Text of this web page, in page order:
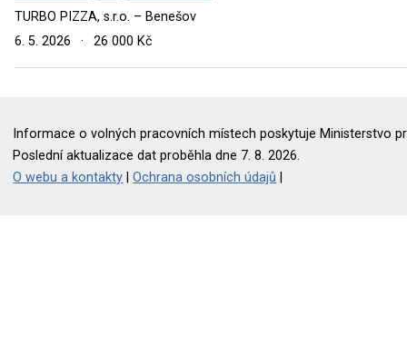
TURBO PIZZA, s.r.o. – Benešov
6. 5. 2026
· 26 000 Kč
Informace o volných pracovních místech poskytuje Ministerstvo
Poslední aktualizace dat proběhla dne 7. 8. 2026.
O webu a kontakty |Ochrana osobních údajů